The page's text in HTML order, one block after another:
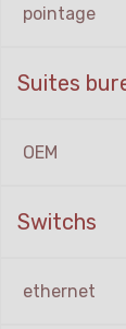
pointage
Suites
OEM
Switchs
ethernet